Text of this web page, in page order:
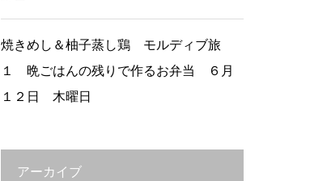
焼きめし＆柚子蒸し鶏 モルディブ旅
１ 晩ごはんの残りで作るお弁当 ６月
１２日 木曜日
アーカイブ